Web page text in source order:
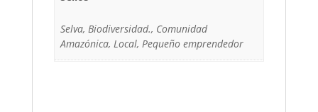
Selva, Biodiversidad., Comunidad
Amazónica, Local, Pequeño emprendedor